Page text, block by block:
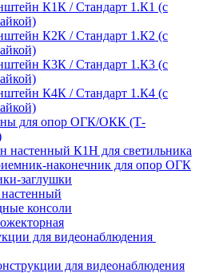
К1К / Стандарт 1.К1 (с
К2К / Стандарт 1.К2 (с
К3К / Стандарт 1.К3 (с
К4К / Стандарт 1.К4 (с
для опор ОГК/ОКК (Т-
настенный К1Н для светильника
наконечник для опор ОГК
заглушки
консоли
для видеонаблюдения
для видеонаблюдения